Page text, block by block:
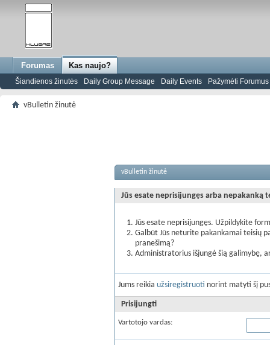
Forumas Kas naujo?
Šiandienos žinutės Daily Group Message Daily Events Pažymėti
vBulletin žinutė
vBulletin žinutė
Jūs esate neprisijungęs arba nepakanką
Jūs esate neprisijungęs. Užpildykite
Galbūt Jūs neturite pakankamai teisių
pranešimą?
Administratorius išjungė šią galimybę,
Jums reikia užsiregistruoti norint matyti šį
Prisijungti
Vartotojo vardas: